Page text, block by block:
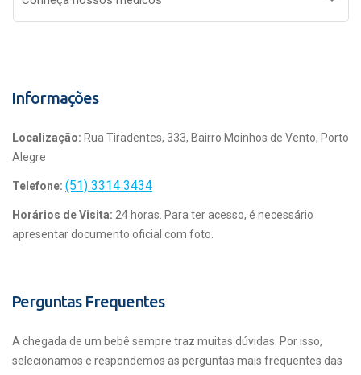
Informações
Localização: Rua Tiradentes, 333, Bairro Moinhos de Vento, Porto
Alegre
Telefone: (51) 3314 3434
Horários de Visita: 24 horas. Para ter acesso, é necessário
apresentar documento oficial com foto.
Perguntas Frequentes
A chegada de um bebê sempre traz muitas dúvidas. Por isso,
selecionamos e respondemos as perguntas mais frequentes das